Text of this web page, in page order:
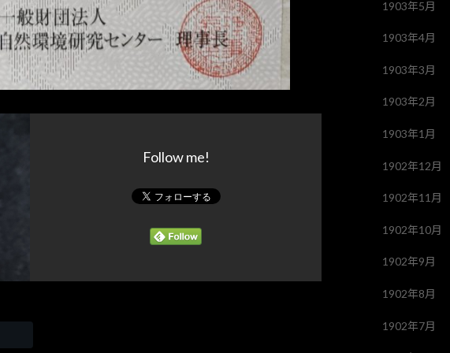
Follow me!
1903年5月
1903年4月
1903年3月
1903年2月
1903年1月
1902年12月
1902年11月
1902年10月
1902年9月
1902年8月
1902年7月